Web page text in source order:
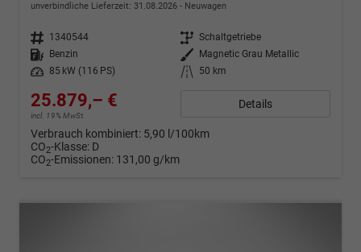
unverbindliche Lieferzeit: 31.08.2026 Neuwagen
Fahrzeugnr. 1340544 Getriebe Schaltgetriebe
Kraftstoff
Benzin Außenfarbe
Magnetic Grau Metallic
Leistung
85 kW (116 PS) Kilometerstand 50 km
25.879,– €
incl. 19% MwSt.
Details
Verbrauch kombiniert: 5,90 l/100km
CO2-Klasse: D
CO2-Emissionen: 131,00 g/km